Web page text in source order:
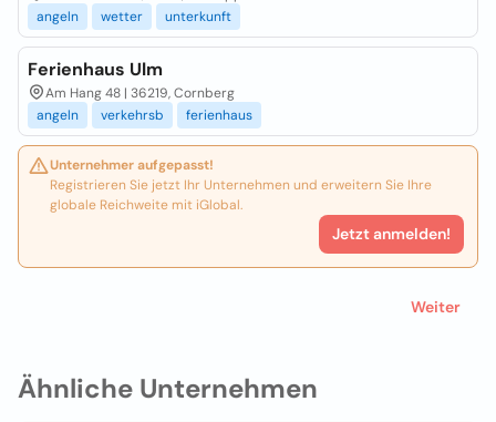
Ähnliche Unternehmen
angeln
wetter unterkunft
Ferienhaus Ulm
Am Hang 48 | 36219, Cornberg
angeln
verkehrsb ferienhaus
Unternehmer aufgepasst!
Registrieren Sie jetzt Ihr Unternehmen und erweitern Sie Ihre
globale Reichweite mit iGlobal.
Jetzt anmelden!
Weiter